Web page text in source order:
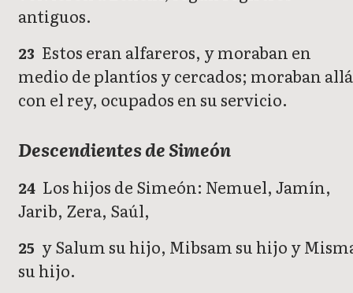
antiguos.
23 Estos eran alfareros, y moraban en
medio de plantíos y cercados; moraban allá
con el rey, ocupados en su servicio.
Descendientes de Simeón
24 Los hijos de Simeón: Nemuel, Jamín,
Jarib, Zera, Saúl,
25 y Salum su hijo, Mibsam su hijo y
su hijo.